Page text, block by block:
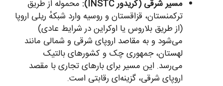
مسیر شرقی (کریدور INSTC):
محموله از طریق
ترکمنستان، قزاقستان و روسیه وارد شبکهٔ ریلی اروپا
(از طریق بلاروس یا اوکراین در شرایط عادی)
می‌شود و به مقاصد اروپای شرقی و شمالی مانند
لهستان، جمهوری چک و کشورهای بالتیک
می‌رسد. این مسیر برای بارهای تجاری با مقصد
اروپای شرقی، گزینه‌ای رقابتی است.